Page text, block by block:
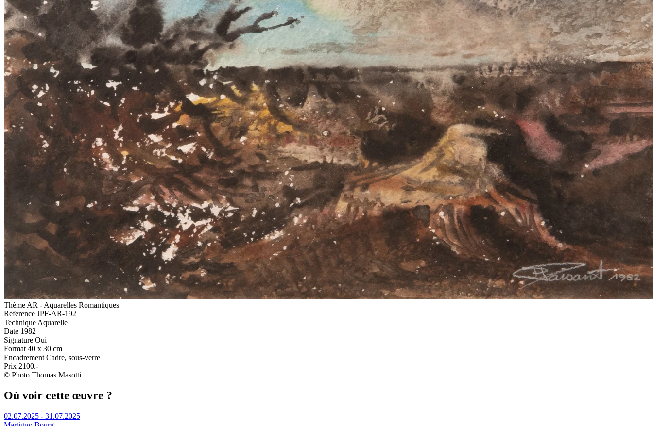
Thème AR - Aquarelles Romantiques
Référence JPF-AR-192
Technique Aquarelle
Date 1982
Signature Oui
Format 40 x 30 cm
Encadrement Cadre, sous-verre
Prix 2100.-
© Photo Thomas Masotti
Où voir cette œuvre ?
02.07.2025 - 31.07.2025